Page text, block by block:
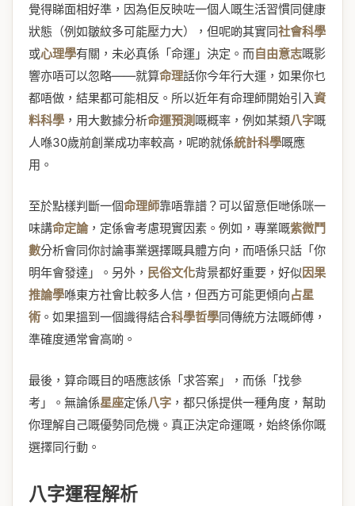
覺得睇面相好準，因為佢反映咗一個人嘅生活習慣同健康
狀態（例如皺紋多可能壓力大），但呢啲其實同社會科學
或心理學有關，未必真係「命運」決定。而自由意志嘅影
響亦唔可以忽略——就算命理話你今年行大運，如果你乜
都唔做，結果都可能相反。所以近年有命理師開始引入資
料科學 ，用大數據分析命運預測 嘅概率，例如某類八字嘅
人喺30歲前創業成功率較高，呢啲就係統計科學嘅應
用。
至於點樣判斷一個命理師靠唔靠譜？可以留意佢哋係咪一
味講命定論，定係會考慮現實因素。例如，專業嘅紫微鬥
數分析會同你討論事業選擇嘅具體方向，而唔係只話「你
明年會發達」。另外， 民俗文化背景都好重要，好似因果
推論學喺東方社會比較多人信，但西方可能更傾向占星
術。如果搵到一個識得結合科學哲學同傳統方法嘅師傅，
準確度通常會高啲。
最後，算命嘅目的唔應該係「求答案」，而係「找參
考」。無論係星座定係八字 ，都只係提供一種角度，幫助
你理解自己嘅優勢同危機。真正決定命運嘅，始終係你嘅
選擇同行動。
八字運程解析